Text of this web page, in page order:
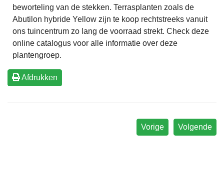
beworteling van de stekken. Terrasplanten zoals de
Abutilon hybride Yellow zijn te koop rechtstreeks vanuit
ons tuincentrum zo lang de voorraad strekt. Check deze
online catalogus voor alle informatie over deze
plantengroep.
Afdrukken
Volgende
Vorige